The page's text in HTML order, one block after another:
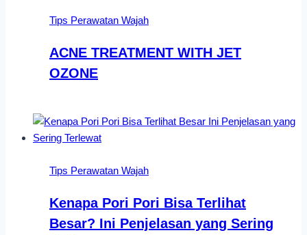
Tips Perawatan Wajah
ACNE TREATMENT WITH JET
OZONE
Tips Perawatan Wajah
Kenapa Pori Pori Bisa Terlihat
Besar? Ini Penjelasan yang Sering